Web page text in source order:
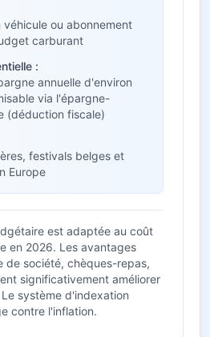
véhicule ou abonnement
carburant
:
annuelle d'environ
via l'épargne-
(déduction fiscale)
festivals belges et
Europe
est adaptée au coût
en 2026. Les avantages
de société, chèques-repas,
significativement améliorer
système d'indexation
contre l'inflation.